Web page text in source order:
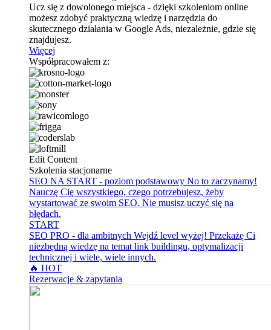
Ucz się z dowolonego miejsca - dzięki szkoleniom online
możesz zdobyć praktyczną wiedzę i narzędzia do
skutecznego działania w Google Ads, niezależnie, gdzie się
znajdujesz.
Więcej
Współpracowałem z:
Edit Content
Szkolenia stacjonarne
SEO NA START - poziom podstawowy No to zaczynamy!
Nauczę Cię wszystkiego, czego potrzebujesz, żeby
wystartować ze swoim SEO. Nie musisz uczyć się na
błędach.
START
SEO PRO - dla ambitnych Wejdź level wyżej! Przekażę Ci
niezbędną wiedzę na temat link buildingu, optymalizacji
technicznej i wiele, wiele innych.
🔥 HOT
Rezerwacje & zapytania